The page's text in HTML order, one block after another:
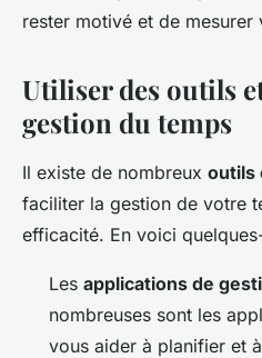
rester motivé et de mesurer
Utiliser des outils
gestion du temps
Il existe de nombreux outils
faciliter la gestion de votre
efficacité. En voici
Les applications de
nombreuses sont les
vous aider à planifier et